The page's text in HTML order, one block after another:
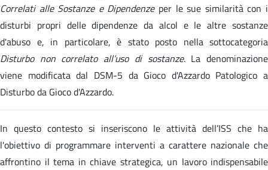
Correlati alle Sostanze e Dipendenzeper le sue similarità con i
disturbi propri delle dipendenze da alcol e le altre sostanze
d'abuso e, in particolare, è stato posto nella sottocategoria
Disturbo non correlato all’uso di sostanze. La denominazione
viene modificata dal DSM-5 da Gioco d'Azzardo Patologico a
Disturbo da Gioco d'Azzardo.
In questo contesto si inseriscono le attività dell’ISS che ha
l'obiettivo di programmare interventi a carattere nazionale che
affrontino il tema in chiave strategica, un lavoro indispensabile